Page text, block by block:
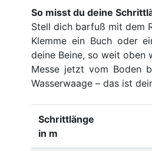
So misst du deine
Stell dich barfuß mit dem
Klemme ein Buch oder
deine Beine, so weit oben
Messe jetzt vom Boden
Wasserwaage – das ist
Schrittlänge
in m